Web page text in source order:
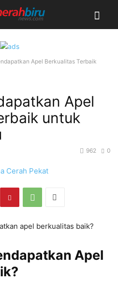
Apel Berkualitas Terbaik
Apel
untuk
0
962
Apel